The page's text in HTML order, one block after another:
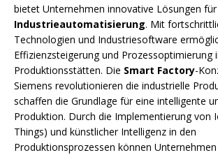
bietet Unternehmen innovative Lösungen für
Industrieautomatisierung. Mit
Technologien und Industriesoftware
Effizienzsteigerung und Prozessoptimierung
Produktionsstätten. Die Smart Factory-
Siemens revolutionieren die industrielle
schaffen die Grundlage für eine intelligente
Produktion. Durch die Implementierung von
Things) und künstlicher Intelligenz in den
Produktionsprozessen können